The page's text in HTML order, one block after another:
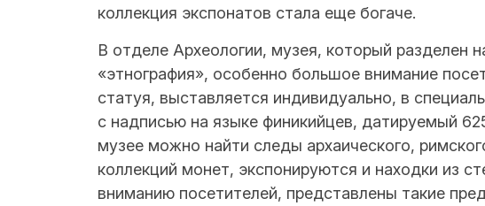
коллекция экспонатов стала еще богаче.
В отделе Археологии, музея, который разделен
«этнография», особенно большое внимание
статуя, выставляется индивидуально, в
с надписью на языке финикийцев, датируемый
музее можно найти следы архаического,
коллекций монет, экспонируются и находки из
вниманию посетителей, представлены такие